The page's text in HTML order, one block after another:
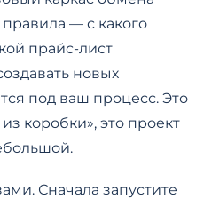
— с какого
прайс-лист
новых
под ваш процесс. Это
коробки», это проект
Сначала запустите